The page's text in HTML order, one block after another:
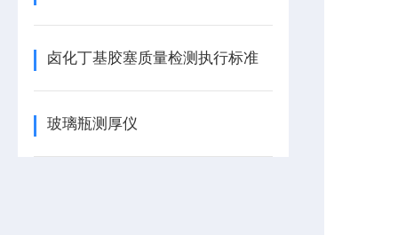
卤化丁基胶塞质量检测执行标准
玻璃瓶测厚仪